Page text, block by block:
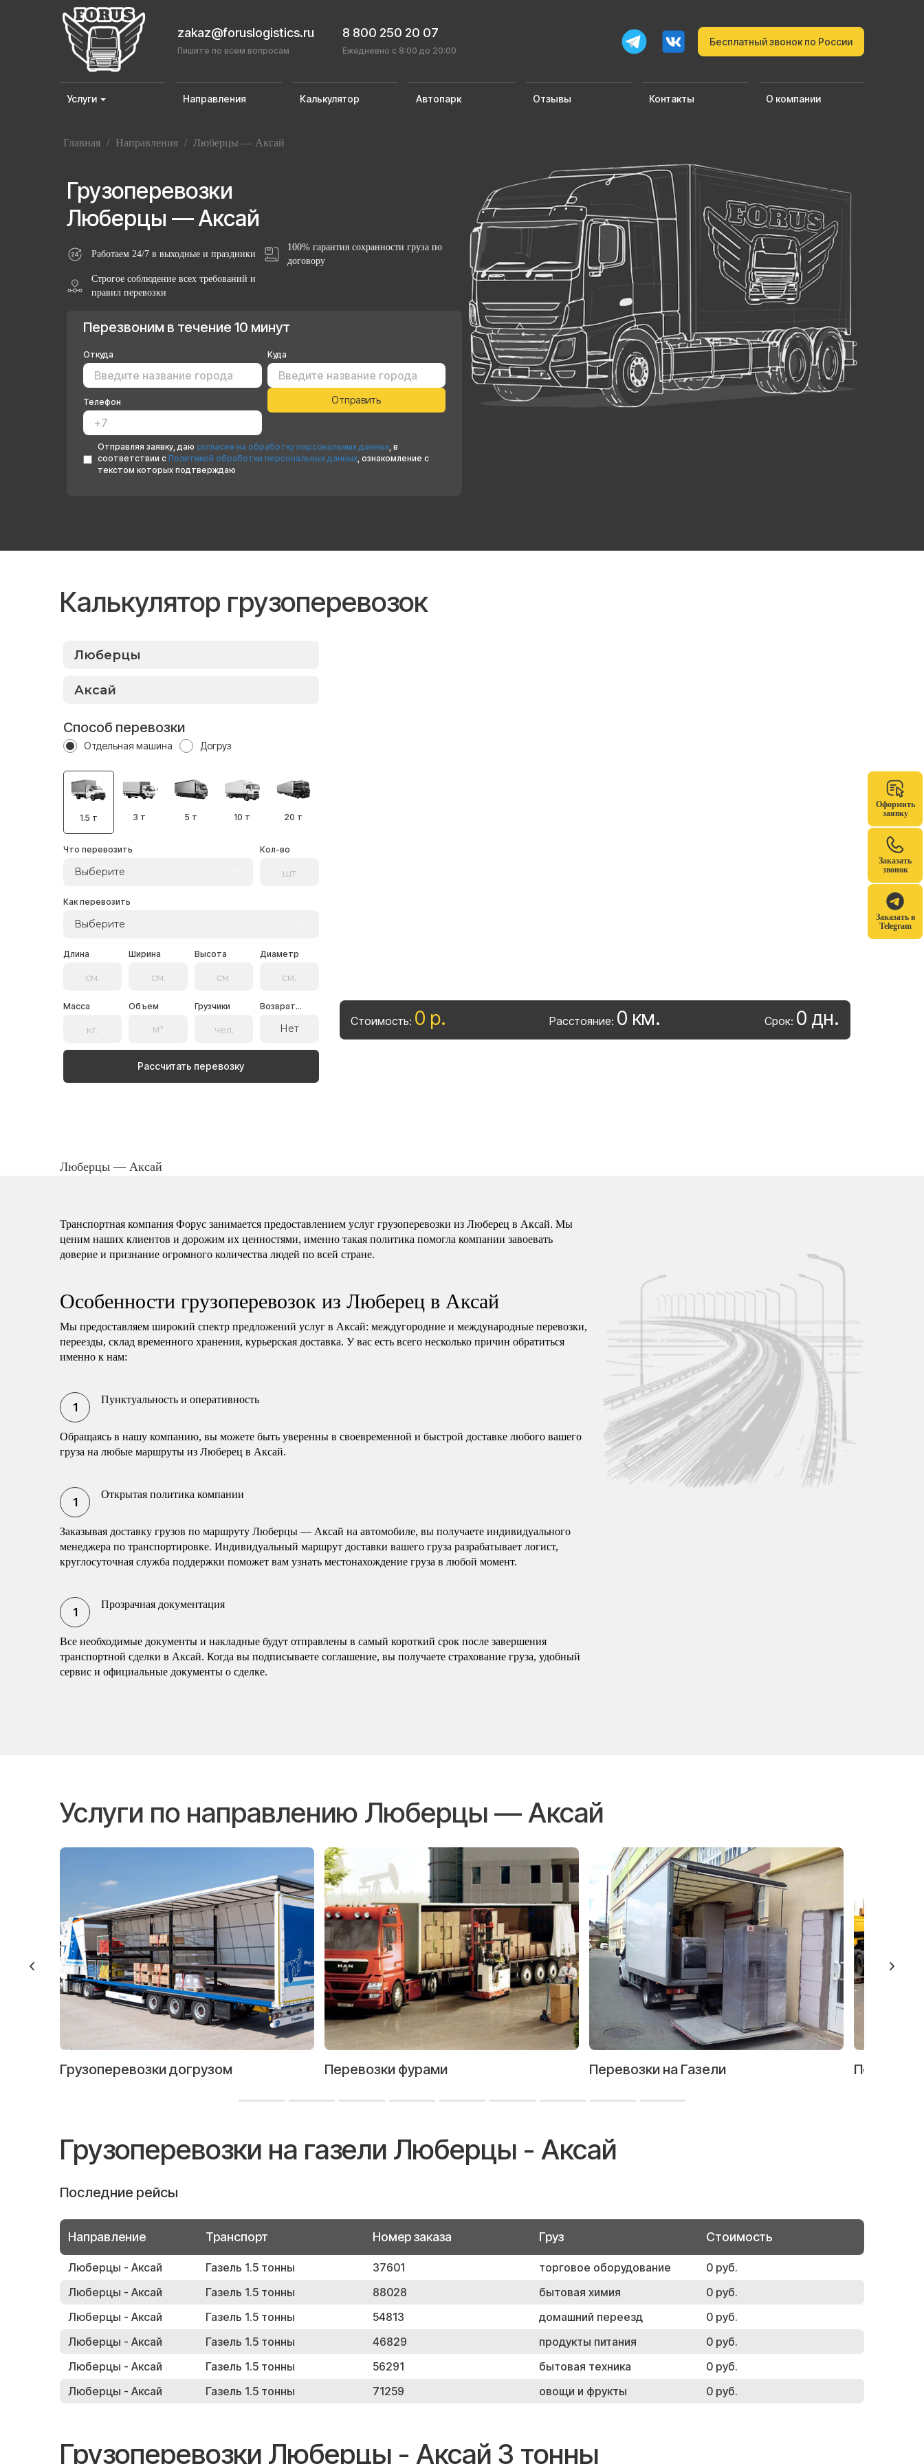
Оформить
заявку
Заказать
звонок
Заказать в
Telegram
zakaz@foruslogistics.ru
Пишите по всем вопросам
8 800 250 20 07
Ежедневно с 8:00 до 20:00
Бесплатный звонок по России
Услуги Направления Калькулятор Автопарк Отзывы Контакты О компании
Главная / Направления / Люберцы — Аксай
Грузоперевозки
Люберцы — Аксай
Работаем 24/7 в выходные и праздники
100% гарантия сохранности груза по
договору
Строгое соблюдение всех требований и
правил перевозки
Перезвоним в течение 10 минут
Откуда Куда
Телефон
Отправляя заявку, даю согласие на обработку персональных данных, в
соответствии с Политикой обработки персональных данных, ознакомление с
текстом которых подтверждаю
Калькулятор грузоперевозок
Способ перевозки
Отдельная машина Догруз
1.5 т 3 т 5 т 10 т 20 т
Что перевозить
Выберите
Кол-во
Как перевозить
Выберите
Длина Ширина Высота Диаметр
Масса Объем Грузчики Возврат...
Нет
Рассчитать перевозку
Стоимость: 0 р. Расстояние: 0 км. Срок: 0 дн.
Люберцы — Аксай
Транспортная компания Форус занимается предоставлением услуг грузоперевозки из Люберец в Аксай. Мы
ценим наших клиентов и дорожим их ценностями, именно такая политика помогла компании завоевать
доверие и признание огромного количества людей по всей стране.
Особенности грузоперевозок из Люберец в Аксай
Мы предоставляем широкий спектр предложений услуг в Аксай: междугородние и международные перевозки,
переезды, склад временного хранения, курьерская доставка. У вас есть всего несколько причин обратиться
именно к нам:
Пунктуальность и оперативность
Обращаясь в нашу компанию, вы можете быть уверенны в своевременной и быстрой доставке любого вашего
груза на любые маршруты из Люберец в Аксай.
Открытая политика компании
Заказывая доставку грузов по маршруту Люберцы — Аксай на автомобиле, вы получаете индивидуального
менеджера по транспортировке. Индивидуальный маршрут доставки вашего груза разрабатывает логист,
круглосуточная служба поддержки поможет вам узнать местонахождение груза в любой момент.
Прозрачная документация
Все необходимые документы и накладные будут отправлены в самый короткий срок после завершения
транспортной сделки в Аксай. Когда вы подписываете соглашение, вы получаете страхование груза, удобный
сервис и официальные документы о сделке.
Услуги по направлению Люберцы — Аксай
Грузоперевозки догрузом Перевозки фурами Перевозки на Газели
Грузоперевозки на газели Люберцы - Аксай
Последние рейсы
Направление Транспорт Номер заказа Груз Стоимость
Люберцы - Аксай Газель 1.5 тонны 37601 торговое оборудование
0 руб.
Люберцы - Аксай
Газель 1.5 тонны 88028 бытовая химия
0 руб.
Люберцы - Аксай
Газель 1.5 тонны 54813 домашний переезд
0 руб.
Люберцы - Аксай
Газель 1.5 тонны 46829 продукты питания
0 руб.
Люберцы - Аксай
Газель 1.5 тонны 56291 бытовая техника
0 руб.
Люберцы - Аксай
Газель 1.5 тонны 71259 овощи и фрукты 0 руб.
Грузоперевозки Люберцы - Аксай 3 тонны